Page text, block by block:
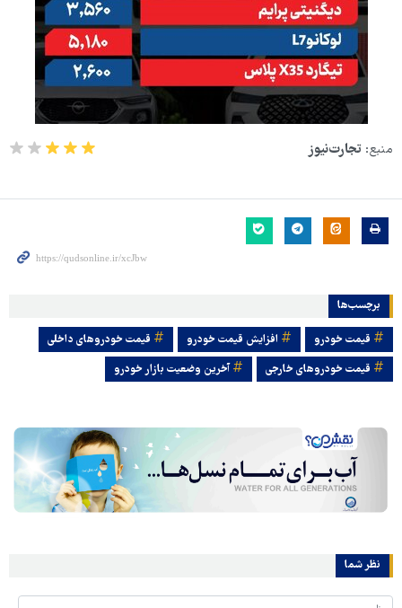
منبع: تجارت‌نیوز
برچسب‌ها
قیمت خودرو افزایش قیمت خودرو
قیمت خودروهای داخلی
قیمت خودروهای خارجی
آخرین وضعیت بازار خودرو
نظر شما